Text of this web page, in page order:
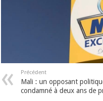
Précédent
Mali : un opposant
condamné à deux ans de